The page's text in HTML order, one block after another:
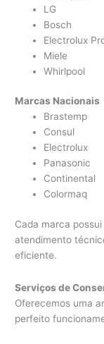
LG
Bosch
Electrolux
Miele
Whirlpool
Marcas Nacionais
Brastemp
Consul
Electrolux
Panasonic
Continental
Colormaq
Cada marca
atendimento
eficiente.
Serviços de
Oferecemos uma
perfeito